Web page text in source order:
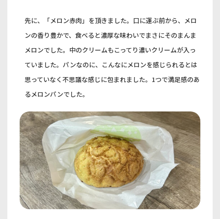
先に、「メロン赤肉」を頂きました。口に運ぶ前から、メロ
ンの香り豊かで、食べると濃厚な味わいでまさにそのまんま
メロンでした。中のクリームもこってり濃いクリームが入っ
ていました。パンなのに、こんなにメロンを感じられるとは
思っていなく不思議な感じに包まれました。1つで満足感のあ
るメロンパンでした。